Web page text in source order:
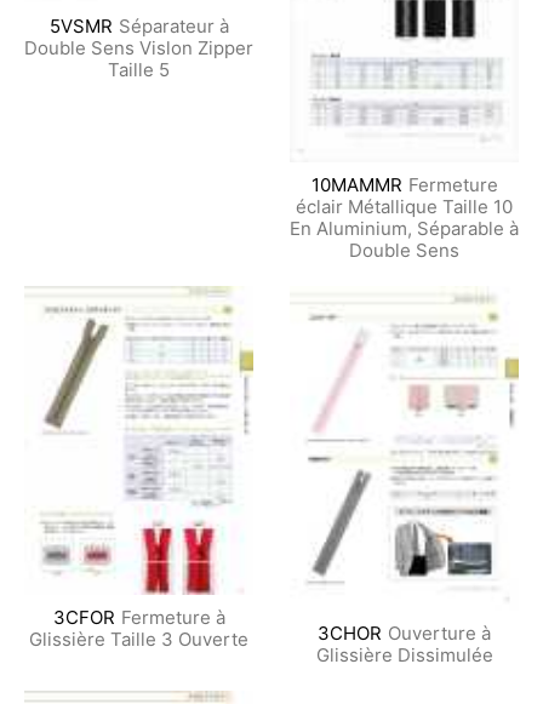
5VSMR Séparateur à
Double Sens Vislon Zipper
Taille 5
10MAMMR Fermeture
éclair Métallique Taille 10
En Aluminium, Séparable à
Double Sens
3CFOR Fermeture à
Glissière Taille 3 Ouverte
3CHOR Ouverture à
Glissière Dissimulée